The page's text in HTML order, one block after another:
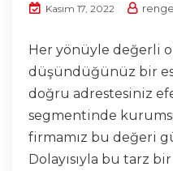
Kasım 17, 2022
Her yönüyle değerli
düşündüğünüz bir
doğru adrestesiniz
segmentinde
firmamız bu değeri
Dolayısıyla bu tarz bir